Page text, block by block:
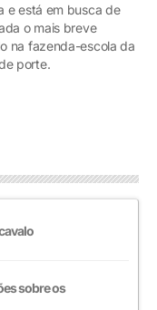
e está em busca de
o mais breve
na fazenda-escola da
porte.
sobre os